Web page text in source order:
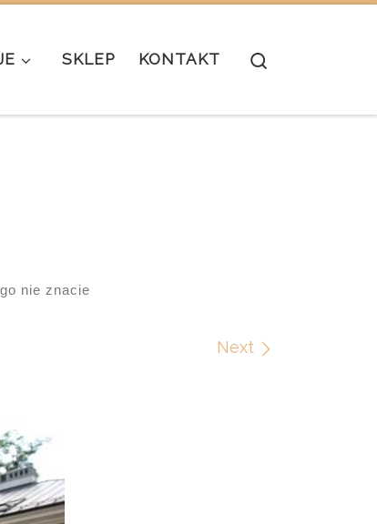
SKLEP KONTAKT
nie znacie
Next